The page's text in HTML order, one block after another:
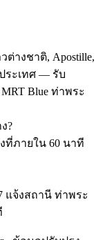
ต่างชาติ, Apostille,
ระเทศ — รับ
Blue ท่าพระ
?
ที่ภายใน 60 นาที
แจ้งสถานี ท่าพระ